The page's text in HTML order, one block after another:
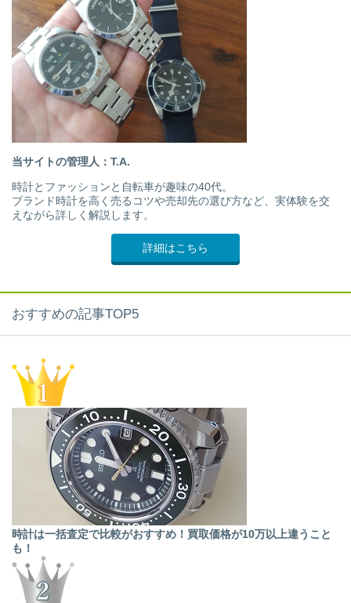
当サイトの管理人：T.A.
時計とファッションと自転車が趣味の40代。
ブランド時計を高く売るコツや売却先の選び方など、実体験を交
えながら詳しく解説します。
詳細はこちら
おすすめの記事TOP5
時計は一括査定で比較がおすすめ！買取価格が10万以上違うこと
も！